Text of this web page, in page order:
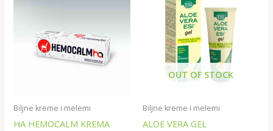
Biljne kreme i melemi
HA HEMOCALM KREMA
OUT OF STOCK
Biljne kreme i melemi
ALOE VERA GEL